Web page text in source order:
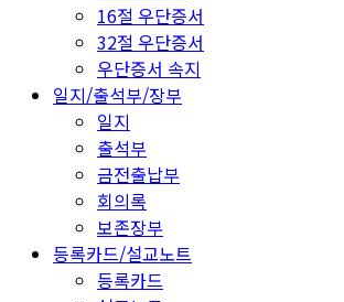
16절 우단증서
32절 우단증서
우단증서 속지
일지/출석부/장부
일지
출석부
금전출납부
회의록
보존장부
등록카드/설교노트
등록카드